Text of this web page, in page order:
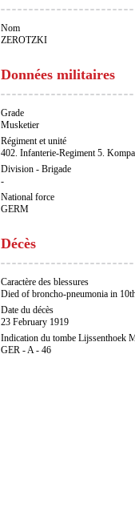
Nom
ZEROTZKI
Données militaires
Grade
Musketier
Régiment et unité
402. Infanterie-Regiment 5.
Division - Brigade
-
National force
GERM
Décès
Caractère des blessures
Died of broncho-pneumonia in
Date du décès
23 February 1919
Indication du tombe Lijssenthoek
GER - A - 46